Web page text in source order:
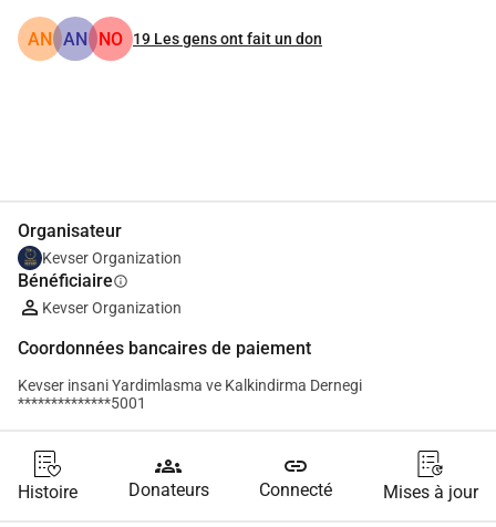
AN AN NO 19 Les gens ont fait un don
Organisateur
Kevser Organization
Bénéficiaireinfo
Kevser Organization
Coordonnées bancaires de paiement
Kevser insani Yardimlasma ve Kalkindirma Dernegi
**************5001
Histoire
groups
Donateurs
link
Connecté Mises à jour